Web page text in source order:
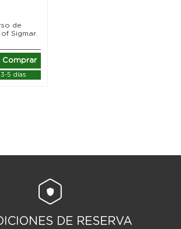
de
Sigmar.
Comprar
5 días
DE RESERVA